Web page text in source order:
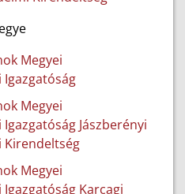
Megyei
Megyei
Jászberényi
Kirendeltség
Megyei
Karcagi